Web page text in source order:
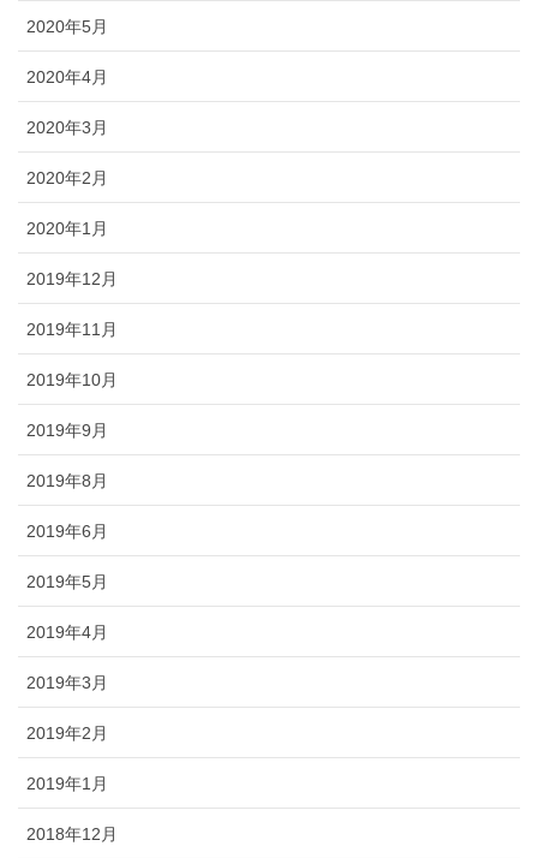
2020年5月
2020年4月
2020年3月
2020年2月
2020年1月
2019年12月
2019年11月
2019年10月
2019年9月
2019年8月
2019年6月
2019年5月
2019年4月
2019年3月
2019年2月
2019年1月
2018年12月